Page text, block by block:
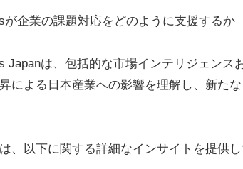
が企業の課題対応をどのように支援するか
Japanは、包括的な市場インテリジェンス
による日本産業への影響を理解し、新た
、以下に関する詳細なインサイトを提供し